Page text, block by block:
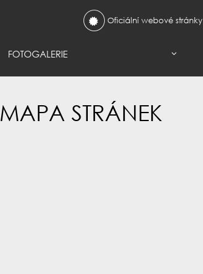
Oficiální webové stránky
FOTOGALERIE
MAPA STRÁNEK